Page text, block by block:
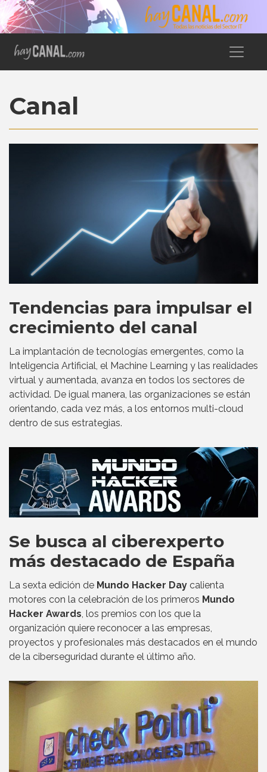
Canal
Tendencias para impulsar el
crecimiento del canal
La implantación de tecnologías emergentes, como la
Inteligencia Artificial, el Machine Learning y las realidades
virtual y aumentada, avanza en todos los sectores de
actividad. De igual manera, las organizaciones se están
orientando, cada vez más, a los entornos multi-cloud
dentro de sus estrategias.
Se busca al ciberexperto
más destacado de España
La sexta edición de Mundo Hacker Day calienta
motores con la celebración de los primeros Mundo
Hacker Awards, los premios con los que la
organización quiere reconocer a las empresas,
proyectos y profesionales más destacados en el mundo
de la ciberseguridad durante el último año.